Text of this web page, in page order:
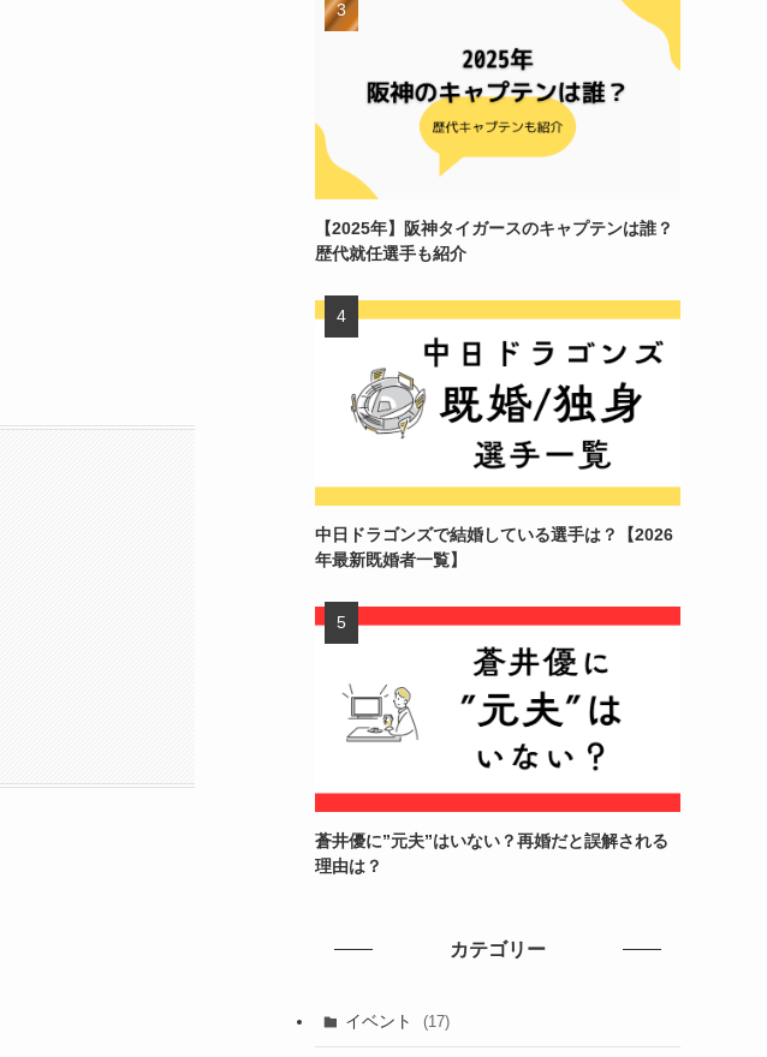
【2025年】阪神タイガースのキャプテンは誰？
歴代就任選手も紹介
中日ドラゴンズで結婚している選手は？【2026
年最新既婚者一覧】
蒼井優に”元夫”はいない？再婚だと誤解される
理由は？
カテゴリー
イベント (17)